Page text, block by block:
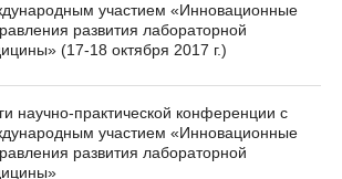
участием «Инновационные
развития лабораторной
(17-18 октября 2017 г.)
научно-практической конференции с
участием «Инновационные
развития лабораторной